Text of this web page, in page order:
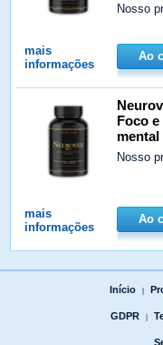
Nosso
mais
informações
Ao
Foco
mental
Nosso
mais
informações
Ao
Início |
GDPR |